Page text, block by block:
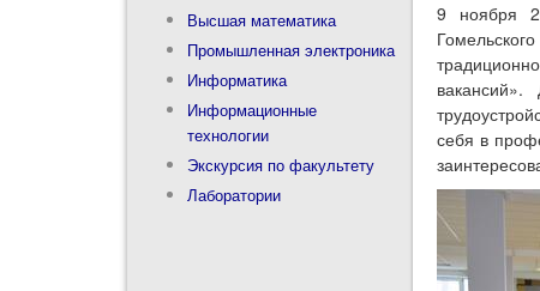
9 ноября
себя в
Высшая математика
Промышленная электроника
Информатика
Информационные
технологии
Экскурсия по факультету
Лаборатории